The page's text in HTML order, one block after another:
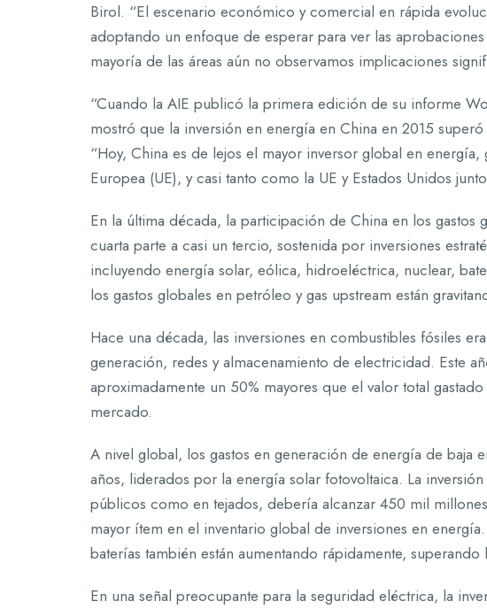
Birol. “El escenario económico y comercial en rápida
adoptando un enfoque de esperar para ver las
mayoría de las áreas aún no observamos implicaciones
“Cuando la AIE publicó la primera edición de su informe
mostró que la inversión en energía en China en 2015
“Hoy, China es de lejos el mayor inversor global en
Europea (UE), y casi tanto como la UE y Estados Unidos
En la última década, la participación de China en los gastos
cuarta parte a casi un tercio, sostenida por inversiones
incluyendo energía solar, eólica, hidroeléctrica, nuclear,
los gastos globales en petróleo y gas upstream están
Hace una década, las inversiones en combustibles fósiles
generación, redes y almacenamiento de electricidad. Este
aproximadamente un 50% mayores que el valor total
mercado.
A nivel global, los gastos en generación de energía de baja
años, liderados por la energía solar fotovoltaica. La
públicos como en tejados, debería alcanzar 450 mil
mayor ítem en el inventario global de inversiones en
baterías también están aumentando rápidamente,
En una señal preocupante para la seguridad eléctrica, la